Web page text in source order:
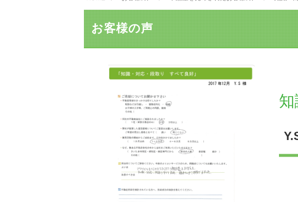
売却相談
買い替えサポート はじめての売却
不動産の相続 売却前の修繕・リフォーム
売却の流れ（手順）
不動産売却の詳しい流れ
不動産の残代金の受領について
マンション選びのポイント 一戸建て選びのポイント
住宅ローン控除・消費税について
リニュアル仲介とは
資産価値の減りにくい住宅購入 中古だから安心して購入できる
お客様の声